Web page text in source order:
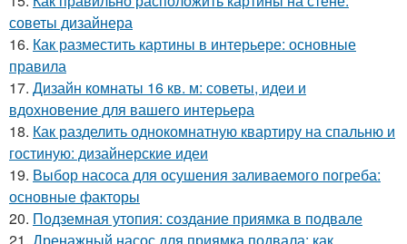
советы дизайнера
16. Как разместить картины в интерьере: основные
правила
17. Дизайн комнаты 16 кв. м: советы, идеи и
вдохновение для вашего интерьера
18. Как разделить однокомнатную квартиру на спальню и
гостиную: дизайнерские идеи
19. Выбор насоса для осушения заливаемого погреба:
основные факторы
20. Подземная утопия: создание приямка в подвале
21. Дренажный насос для приямка подвала: как